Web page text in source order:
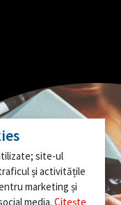
site-ul
și activitățile
marketing și
media. Citește